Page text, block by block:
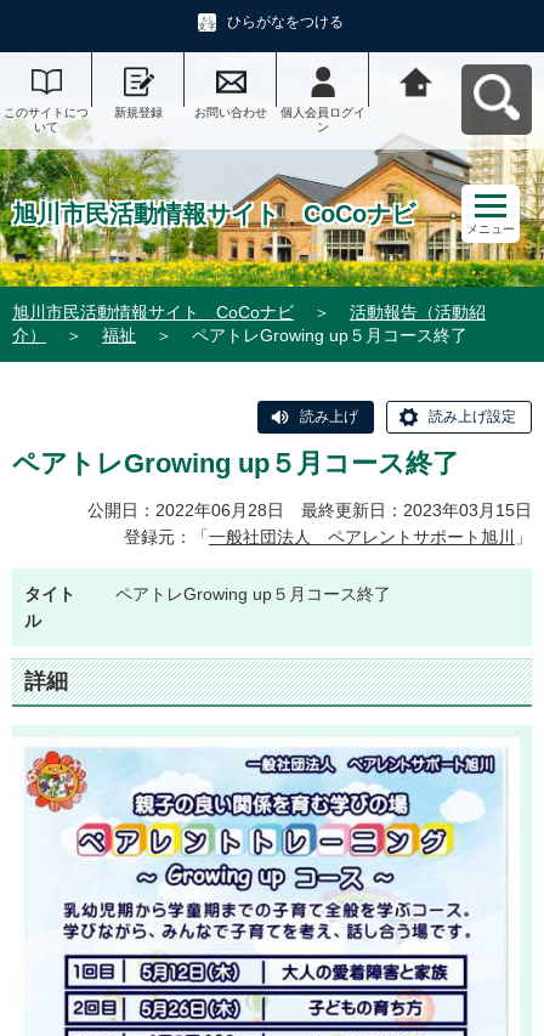
ひらがなをつける
このサイトにつ
いて
新規登録 お問い合わせ
個人会員ログイ
ン
ナビへ戻る
旭川市民活動情報サイト CoCoナビ
メニュー
旭川市民活動情報サイト CoCoナビ ＞
活動報告（活動紹
介）
＞ 福祉 ＞ ペアトレGrowing up５月コース終了
読み上げ 読み上げ設定
ペアトレGrowing up５月コース終了
公開日：2022年06月28日 最終更新日：2023年03月15日
登録元：「一般社団法人 ペアレントサポート旭川 」
タイト
ル
ペアトレGrowing up５月コース終了
詳細